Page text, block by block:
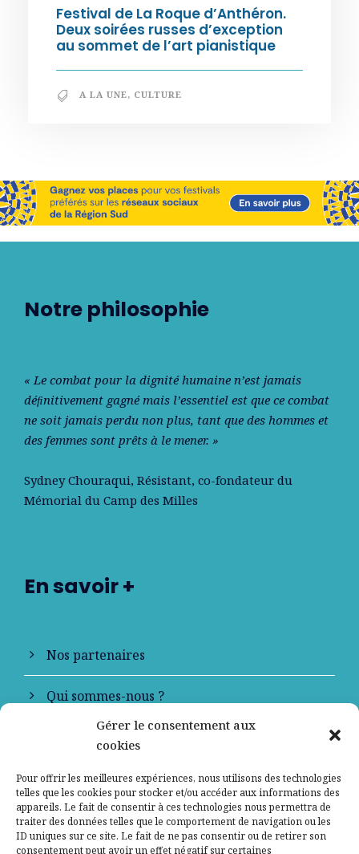
Gérer le consentement aux
cookies
Pour offrir les meilleures expériences, nous utilisons des technologies
telles que les cookies pour stocker et/ou accéder aux informations des
appareils. Le fait de consentir à ces technologies nous permettra de
traiter des données telles que le comportement de navigation ou les
ID uniques sur ce site. Le fait de ne pas consentir ou de retirer son
consentement peut avoir un effet négatif sur certaines
Festival de La Roque d’Anthéron.
Deux soirées russes d’exception
au sommet de l’art pianistique
A LA UNE, CULTURE
Notre philosophie
« Le combat pour la dignité humaine n’est jamais
déﬁnitivement gagné mais l’essentiel est que ce combat
ne soit jamais perdu non plus, tant que des hommes et
des femmes sont prêts à le mener. »
Sydney Chouraqui, Résistant, co-fondateur du
Mémorial du Camp des Milles
En savoir +
Nos partenaires
Qui sommes-nous ?
Contactez-nous
Mentions légales
Politique de confidentialité